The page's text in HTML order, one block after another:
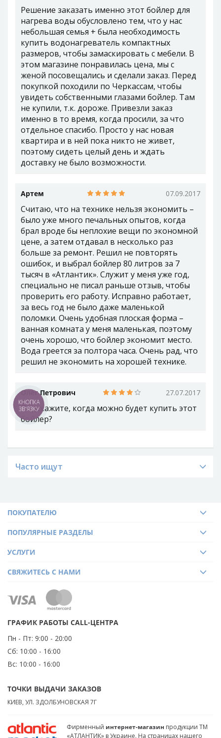
Решение заказать именно этот бойлер для
нагрева воды обусловлено тем, что у нас
небольшая семья + была необходимость
купить водонагреватель компактных
размеров, чтобы замаскировать с мебели. В
этом магазине понравилась цена, мы с
женой посовещались и сделали заказ. Перед
покупкой походили по Черкассам, чтобы
увидеть собственными глазами бойлер. Там
не купили, т.к. дороже. Привезли заказ
именно в то время, когда просили, за что
отдельное спасибо. Просто у нас новая
квартира и в ней пока никто не живет,
поэтому сидеть целый день и ждать
доставку не было возможности.
Артем 07.09.2017
Считаю, что на технике нельзя экономить –
было уже много печальных опытов, когда
брал вроде бы неплохие вещи по экономной
цене, а затем отдавал в несколько раз
больше за ремонт. Решил не повторять
ошибок, и выбрал бойлер 80 литров за 7
тысяч в «Атлантик». Служит у меня уже год,
специально не писал раньше отзыв, чтобы
проверить его работу. Исправно работает,
за весь год не было даже маленькой
поломки. Очень удобная плоская форма –
ванная комната у меня маленькая, поэтому
очень хорошо, что бойлер экономит место.
Вода греется за полтора часа. Очень рад, что
решил не экономить на хорошей технике.
Олег Петрович 27.07.2017
Подскажите, когда можно будет купить этот
бойлер?
Часто ищут
Фирменный интернет-магазин продукции ТМ
«АТЛАНТИК» в Украине. На страницах нашего
ПОКУПАТЕЛЮ
ПОПУЛЯРНЫЕ РАЗДЕЛЫ
УСЛУГИ
ГРАФИК РАБОТЫ CALL-ЦЕНТРА
Пн - Пт: 9:00 - 20:00
Сб: 10:00 - 16:00
Вс: 10:00 - 16:00
ТОЧКИ ВЫДАЧИ ЗАКАЗОВ
КИЕВ, УЛ. ЗДОЛБУНОВСКАЯ 7Г
СВЯЖИТЕСЬ С НАМИ
КНОПКА
ЗВ'ЯЗКУ